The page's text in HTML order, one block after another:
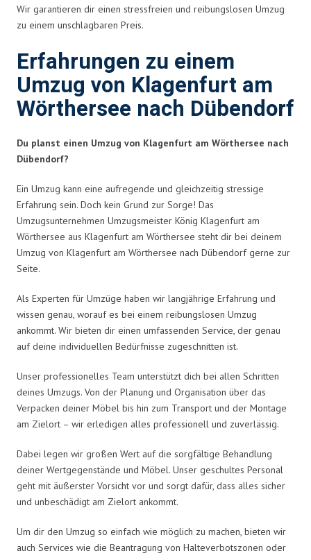
Wir garantieren dir einen stressfreien und reibungslosen Umzug
zu einem unschlagbaren Preis.
Erfahrungen zu einem
Umzug von Klagenfurt am
Wörthersee nach Dübendorf
Du planst einen Umzug von Klagenfurt am Wörthersee nach
Dübendorf?
Ein Umzug kann eine aufregende und gleichzeitig stressige
Erfahrung sein. Doch kein Grund zur Sorge! Das
Umzugsunternehmen Umzugsmeister König Klagenfurt am
Wörthersee aus Klagenfurt am Wörthersee steht dir bei deinem
Umzug von Klagenfurt am Wörthersee nach Dübendorf gerne zur
Seite.
Als Experten für Umzüge haben wir langjährige Erfahrung und
wissen genau, worauf es bei einem reibungslosen Umzug
ankommt. Wir bieten dir einen umfassenden Service, der genau
auf deine individuellen Bedürfnisse zugeschnitten ist.
Unser professionelles Team unterstützt dich bei allen Schritten
deines Umzugs. Von der Planung und Organisation über das
Verpacken deiner Möbel bis hin zum Transport und der Montage
am Zielort – wir erledigen alles professionell und zuverlässig.
Dabei legen wir großen Wert auf die sorgfältige Behandlung
deiner Wertgegenstände und Möbel. Unser geschultes Personal
geht mit äußerster Vorsicht vor und sorgt dafür, dass alles sicher
und unbeschädigt am Zielort ankommt.
Um dir den Umzug so einfach wie möglich zu machen, bieten wir
auch Services wie die Beantragung von Halteverbotszonen oder